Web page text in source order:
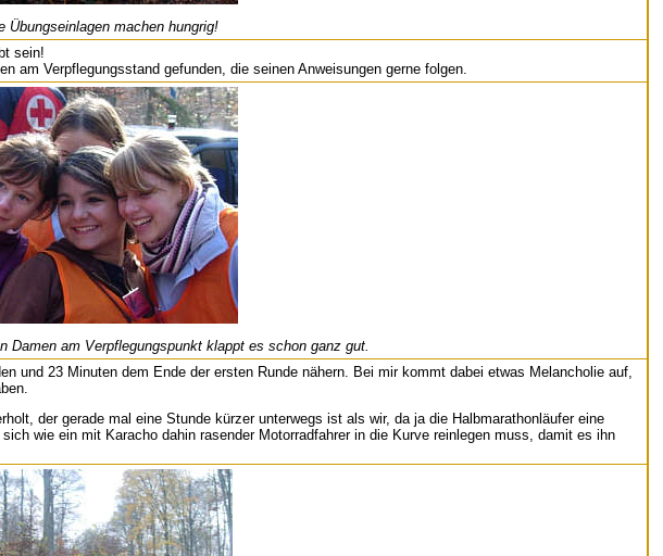
Übungseinlagen machen hungrig!
sein!
am Verpflegungsstand gefunden, die seinen Anweisungen gerne folgen.
Damen am Verpflegungspunkt klappt es schon ganz gut.
und 23 Minuten dem Ende der ersten Runde nähern. Bei mir kommt dabei etwas Melancholie auf,
der gerade mal eine Stunde kürzer unterwegs ist als wir, da ja die Halbmarathonläufer eine
wie ein mit Karacho dahin rasender Motorradfahrer in die Kurve reinlegen muss, damit es ihn